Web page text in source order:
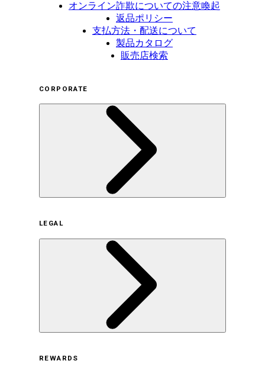
オンライン詐欺についての注意喚起
返品ポリシー
支払方法・配送について
製品カタログ
販売店検索
CORPORATE
サステナビリティの取り組み（日本）
サステナビリティの取り組み（米国/英語）
ヒストリー
採用情報
LEGAL
REWARDS